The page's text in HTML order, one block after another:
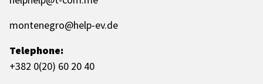
montenegro@help-ev.de
Telephone:
+382 0(20) 60 20 40